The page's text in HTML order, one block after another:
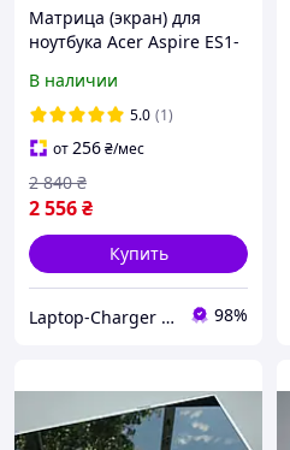
Матрица (экран) для
ноутбука Acer Aspire ES1-
В наличии
5.0 (1)
от256₴/мес
2 556₴
2 840 ₴
Купить
Laptop-Charger - интернет магазин комплектующих к ноутбукам 98%